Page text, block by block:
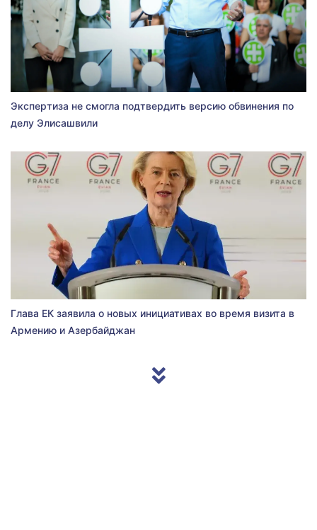
Экспертиза не смогла подтвердить версию обвинения по
делу Элисашвили
Глава ЕК заявила о новых инициативах во время визита в
Армению и Азербайджан